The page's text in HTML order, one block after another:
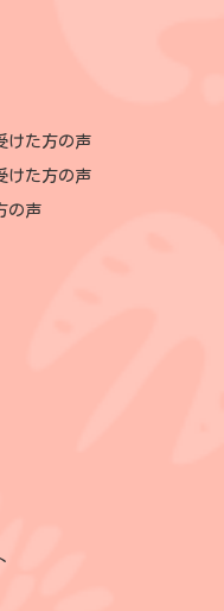
けた方の声
けた方の声
の声